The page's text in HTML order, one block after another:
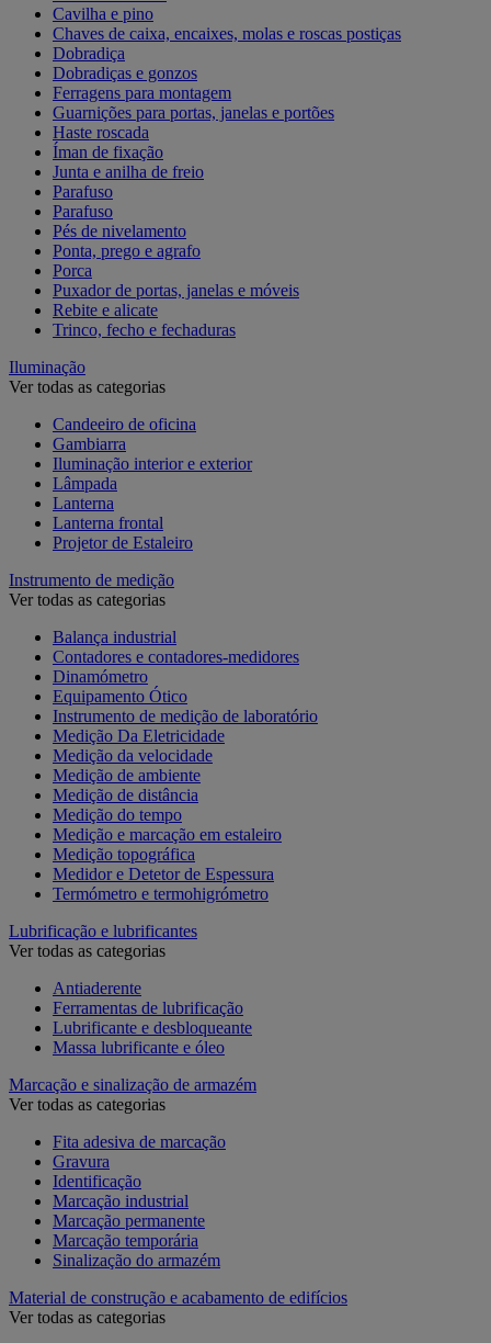
Cavilha e pino
Chaves de caixa, encaixes, molas e roscas postiças
Dobradiça
Dobradiças e gonzos
Ferragens para montagem
Guarnições para portas, janelas e portões
Haste roscada
Íman de fixação
Junta e anilha de freio
Parafuso
Parafuso
Pés de nivelamento
Ponta, prego e agrafo
Porca
Puxador de portas, janelas e móveis
Rebite e alicate
Trinco, fecho e fechaduras
Iluminação
Ver todas as categorias
Candeeiro de oficina
Gambiarra
Iluminação interior e exterior
Lâmpada
Lanterna
Lanterna frontal
Projetor de Estaleiro
Instrumento de medição
Ver todas as categorias
Balança industrial
Contadores e contadores-medidores
Dinamómetro
Equipamento Ótico
Instrumento de medição de laboratório
Medição Da Eletricidade
Medição da velocidade
Medição de ambiente
Medição de distância
Medição do tempo
Medição e marcação em estaleiro
Medição topográfica
Medidor e Detetor de Espessura
Termómetro e termohigrómetro
Lubrificação e lubrificantes
Ver todas as categorias
Antiaderente
Ferramentas de lubrificação
Lubrificante e desbloqueante
Massa lubrificante e óleo
Marcação e sinalização de armazém
Ver todas as categorias
Fita adesiva de marcação
Gravura
Identificação
Marcação industrial
Marcação permanente
Marcação temporária
Sinalização do armazém
Material de construção e acabamento de edifícios
Ver todas as categorias